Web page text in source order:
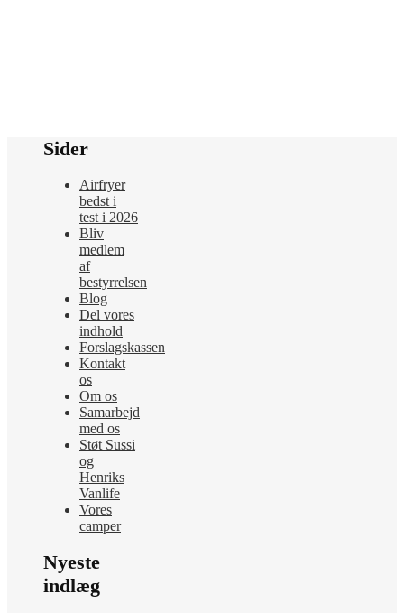
Sider
Airfryer
bedst i
test i 2026
Bliv
medlem
af
bestyrrelsen
Blog
Del vores
indhold
Forslagskassen
Kontakt
os
Om os
Samarbejd
med os
Støt Sussi
og
Henriks
Vanlife
Vores
camper
Nyeste
indlæg